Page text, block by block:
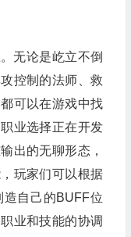
无论是屹立不倒
控制的法师、救
可以在游戏中找
业选择正在开发
出的无聊形态，
玩家们可以根据
自己的BUFF位
业和技能的协调